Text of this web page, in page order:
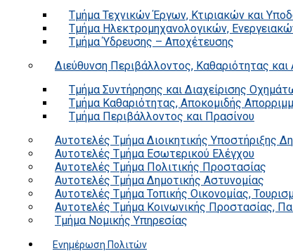
Τμήμα Τεχνικών Έργων, Κτιριακών και
Τμήμα Ηλεκτρομηχανολογικών,
Τμήμα Ύδρευσης – Αποχέτευσης
Διεύθυνση Περιβάλλοντος, Καθαριότητας
Τμήμα Συντήρησης και Διαχείρισης
Τμήμα Καθαριότητας, Αποκομιδής
Τμήμα Περιβάλλοντος και Πρασίνου
Αυτοτελές Τμήμα Διοικητικής Υποστήριξης
Αυτοτελές Τμήμα Εσωτερικού Ελέγχου
Αυτοτελές Τμήμα Πολιτικής Προστασίας
Αυτοτελές Τμήμα Δημοτικής Αστυνομίας
Αυτοτελές Τμήμα Τοπικής Οικονομίας,
Αυτοτελές Τμήμα Κοινωνικής Προστασίας,
Τμήμα Νομικής Υπηρεσίας
Ενημέρωση Πολιτών